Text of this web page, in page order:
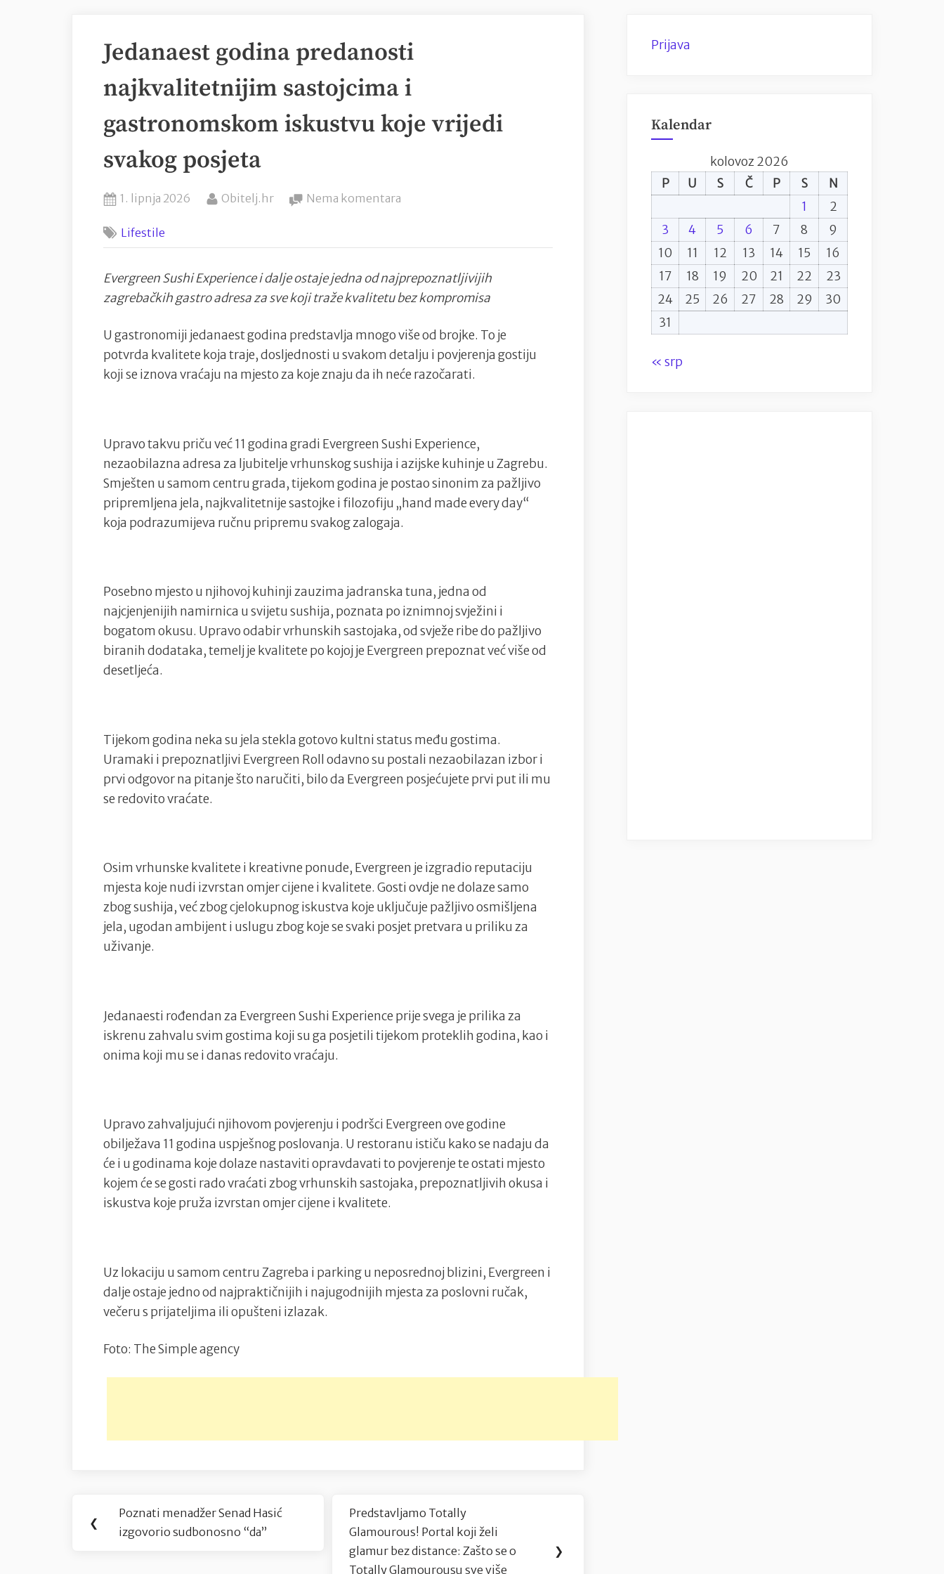
Jedanaest godina predanosti
najkvalitetnijim sastojcima i
gastronomskom iskustvu koje vrijedi
svakog posjeta
Posted
1. lipnja 2026 By
Obitelj.hr Nema komentara
najkvalitetnijim
sastojcima
gastronomskom
iskustvu
koje
Lifestile
Evergreen Sushi Experience i dalje ostaje jedna od najprepoznatljivijih
zagrebačkih gastro adresa za sve koji traže kvalitetu bez kompromisa
U gastronomiji jedanaest godina predstavlja mnogo više od brojke. To je
potvrda kvalitete koja traje, dosljednosti u svakom detalju i povjerenja gostiju
koji se iznova vraćaju na mjesto za koje znaju da ih neće razočarati.
Upravo takvu priču već 11 godina gradi Evergreen Sushi Experience,
nezaobilazna adresa za ljubitelje vrhunskog sushija i azijske kuhinje u Zagrebu.
Smješten u samom centru grada, tijekom godina je postao sinonim za pažljivo
pripremljena jela, najkvalitetnije sastojke i filozofiju „hand made every day“
koja podrazumijeva ručnu pripremu svakog zalogaja.
Posebno mjesto u njihovoj kuhinji zauzima jadranska tuna, jedna od
najcjenjenijih namirnica u svijetu sushija, poznata po iznimnoj svježini i
bogatom okusu. Upravo odabir vrhunskih sastojaka, od svježe ribe do pažljivo
biranih dodataka, temelj je kvalitete po kojoj je Evergreen prepoznat već više od
desetljeća.
Tijekom godina neka su jela stekla gotovo kultni status među gostima.
Uramaki i prepoznatljivi Evergreen Roll odavno su postali nezaobilazan izbor i
prvi odgovor na pitanje što naručiti, bilo da Evergreen posjećujete prvi put ili mu
se redovito vraćate.
Osim vrhunske kvalitete i kreativne ponude, Evergreen je izgradio reputaciju
mjesta koje nudi izvrstan omjer cijene i kvalitete. Gosti ovdje ne dolaze samo
zbog sushija, već zbog cjelokupnog iskustva koje uključuje pažljivo osmišljena
jela, ugodan ambijent i uslugu zbog koje se svaki posjet pretvara u priliku za
uživanje.
Jedanaesti rođendan za Evergreen Sushi Experience prije svega je prilika za
iskrenu zahvalu svim gostima koji su ga posjetili tijekom proteklih godina, kao i
onima koji mu se i danas redovito vraćaju.
Upravo zahvaljujući njihovom povjerenju i podršci Evergreen ove godine
obilježava 11 godina uspješnog poslovanja. U restoranu ističu kako se nadaju da
će i u godinama koje dolaze nastaviti opravdavati to povjerenje te ostati mjesto
kojem će se gosti rado vraćati zbog vrhunskih sastojaka, prepoznatljivih okusa i
iskustva koje pruža izvrstan omjer cijene i kvalitete.
Uz lokaciju u samom centru Zagreba i parking u neposrednoj blizini, Evergreen i
dalje ostaje jedno od najpraktičnijih i najugodnijih mjesta za poslovni ručak,
večeru s prijateljima ili opušteni izlazak.
Foto: The Simple agency
Navigacija
objava
❮
Previous
Post:
Poznati menadžer Senad Hasić
izgovorio sudbonosno “da”
Next
Post:
Predstavljamo Totally
Glamourous! Portal koji želi
glamur bez distance: Zašto se o
Totally Glamourousu sve više
❯
Prijava
Kalendar
kolovoz 2026
P
U S Č P S
N
1
2
3
4 5 6 7 8
9
10
11 12 13 14 15
16
17
18 19 20 21 22
23
24
25 26 27 28 29
30
31
« srp